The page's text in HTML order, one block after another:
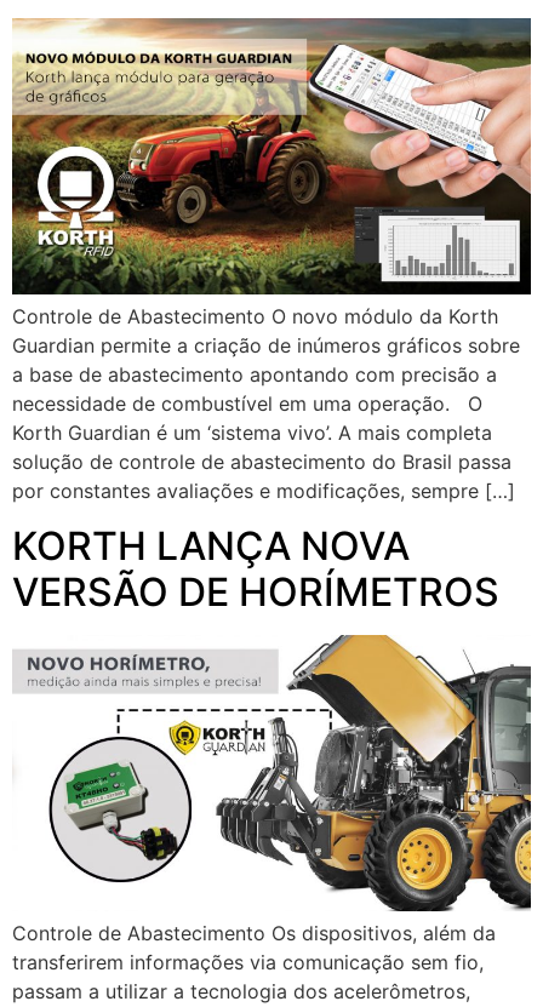
Controle de Abastecimento O novo módulo da Korth
Guardian permite a criação de inúmeros gráficos sobre
a base de abastecimento apontando com precisão a
necessidade de combustível em uma operação. O
Korth Guardian é um ‘sistema vivo’. A mais completa
solução de controle de abastecimento do Brasil passa
por constantes avaliações e modificações, sempre […]
KORTH LANÇA NOVA
VERSÃO DE HORÍMETROS
Controle de Abastecimento Os dispositivos, além da
transferirem informações via comunicação sem fio,
passam a utilizar a tecnologia dos acelerômetros,